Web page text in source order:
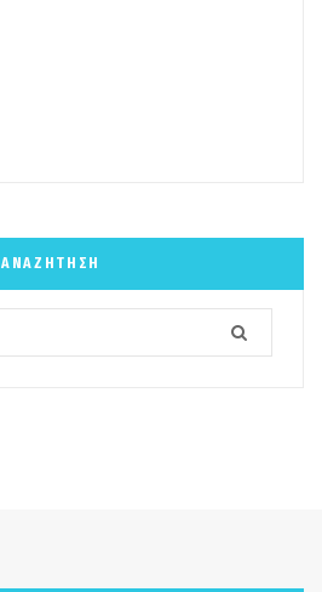
ΑΝΑΖΉΤΗΣΗ